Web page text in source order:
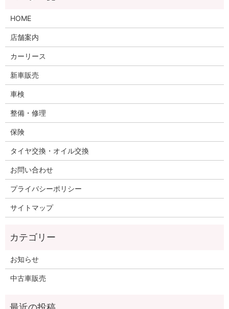
HOME
店舗案内
カーリース
新車販売
車検
整備・修理
保険
タイヤ交換・オイル交換
お問い合わせ
プライバシーポリシー
サイトマップ
お知らせ
中古車販売